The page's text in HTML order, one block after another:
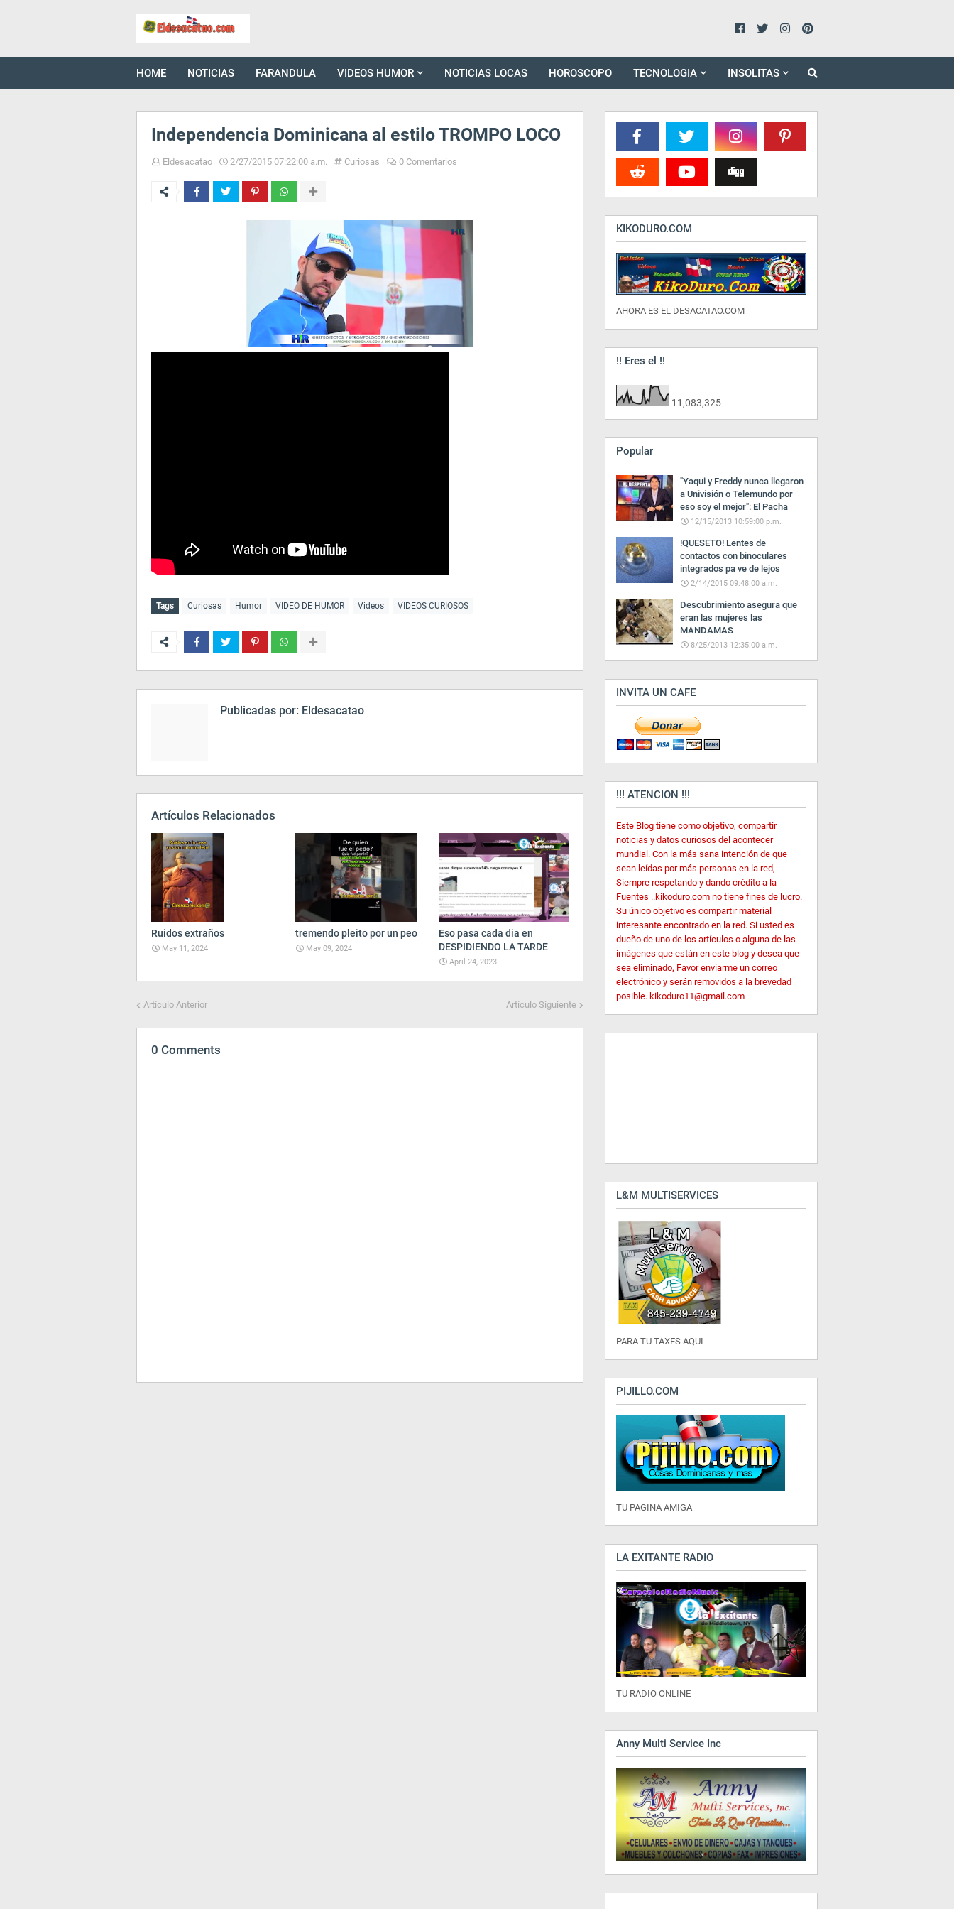
HOME NOTICIAS FARANDULA VIDEOS HUMOR NOTICIAS LOCAS HOROSCOPO TECNOLOGIA INSOLITAS
Independencia Dominicana al estilo TROMPO LOCO
Eldesacatao 2/27/2015 07:22:00 a.m. Curiosas 0 Comentarios
Tags Curiosas Humor VIDEO DE HUMOR Videos VIDEOS CURIOSOS
Publicadas por: Eldesacatao
Artículos Relacionados
Ruidos extraños
May 11, 2024
tremendo pleito por un peo
May 09, 2024
Eso pasa cada dia en
DESPIDIENDO LA TARDE
April 24, 2023
Artículo Anterior Artículo Siguiente
0 Comments
KIKODURO.COM
AHORA ES EL DESACATAO.COM
!! Eres el !!
11,083,325
Popular
"Yaqui y Freddy nunca llegaron
a Univisión o Telemundo por
eso soy el mejor": El Pacha
12/15/2013 10:59:00 p.m.
!QUESETO! Lentes de
contactos con binoculares
integrados pa ve de lejos
2/14/2015 09:48:00 a.m.
Descubrimiento asegura que
eran las mujeres las
MANDAMAS
8/25/2013 12:35:00 a.m.
INVITA UN CAFE
!!! ATENCION !!!
Este Blog tiene como objetivo, compartir
noticias y datos curiosos del acontecer
mundial. Con la más sana intención de que
sean leídas por más personas en la red,
Siempre respetando y dando crédito a la
Fuentes ..kikoduro.com no tiene fines de lucro.
Su único objetivo es compartir material
interesante encontrado en la red. Si usted es
dueño de uno de los artículos o alguna de las
imágenes que están en este blog y desea que
sea eliminado, Favor enviarme un correo
electrónico y serán removidos a la brevedad
posible. kikoduro11@gmail.com
L&M MULTISERVICES
PARA TU TAXES AQUI
PIJILLO.COM
TU PAGINA AMIGA
LA EXITANTE RADIO
TU RADIO ONLINE
Anny Multi Service Inc